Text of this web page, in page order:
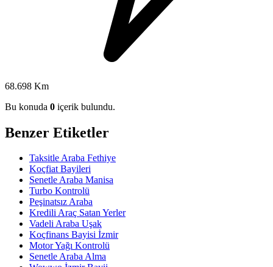
68.698 Km
Bu konuda 0 içerik bulundu.
Benzer Etiketler
Taksitle Araba Fethiye
Koçfiat Bayileri
Senetle Araba Manisa
Turbo Kontrolü
Peşinatsız Araba
Kredili Araç Satan Yerler
Vadeli Araba Uşak
Koçfinans Bayisi İzmir
Motor Yağı Kontrolü
Senetle Araba Alma